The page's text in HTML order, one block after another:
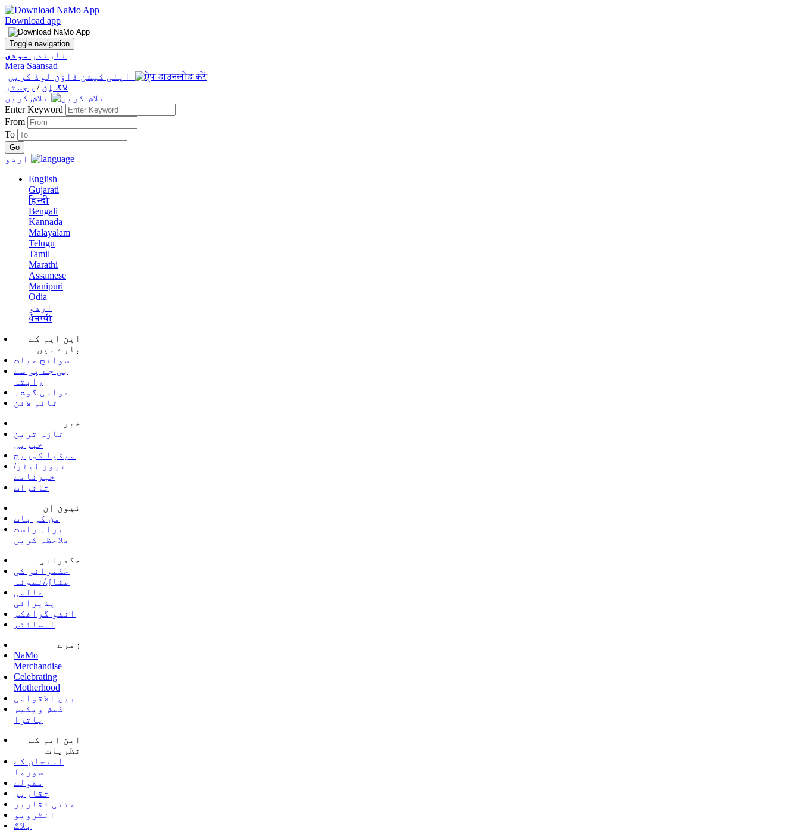
Download app
Toggle navigation
نارندر
مودی
Mera Saansad
اپلی کیشن ڈاؤن لوڈ کریں
لاگ اِن / رجسٹر
Enter Keyword
From
To
English
Gujarati
हिन्दी
Bengali
Kannada
Malayalam
Telugu
Tamil
Marathi
Assamese
Manipuri
Odia
اردو
ਪੰਜਾਬੀ
این ایم کے
بارے میں
سوانح حیات
بی جے پی سے
رابتہ
عوامی گوشہ
ٹائم لائن
خبر
تازہ ترین
خبریں
میڈیا کوریج
نیوز لیٹر/
خبرنامے
تاثرات
ٹیون اِن
من کی بات
براہ راست
ملاحظہ کریں
حکمرانی
حکمرانی کی
مثال/نمونہ
عالمی
پذیرائی
انفو گرافکس
انسائٹس
زمرے
NaMo
Merchandise
Celebrating
Motherhood
بین الاقوامی
کیش ویکیس
یاترا
این ایم کے
نظریات
امتحان کے
سورما
مقولے
تقاریر
متنی تقاریر
انٹرویو
بلاگ